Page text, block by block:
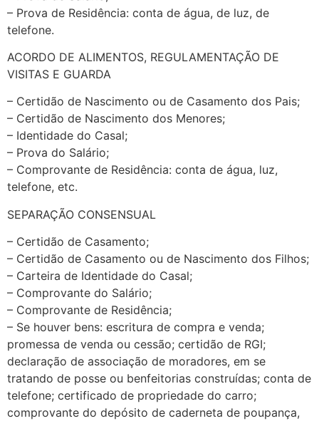
– Prova de Residência: conta de água, de luz, de
telefone.
ACORDO DE ALIMENTOS, REGULAMENTAÇÃO DE
VISITAS E GUARDA
– Certidão de Nascimento ou de Casamento dos Pais;
– Certidão de Nascimento dos Menores;
– Identidade do Casal;
– Prova do Salário;
– Comprovante de Residência: conta de água, luz,
telefone, etc.
SEPARAÇÃO CONSENSUAL
– Certidão de Casamento;
– Certidão de Casamento ou de Nascimento dos Filhos;
– Carteira de Identidade do Casal;
– Comprovante do Salário;
– Comprovante de Residência;
– Se houver bens: escritura de compra e venda;
promessa de venda ou cessão; certidão de RGI;
declaração de associação de moradores, em se
tratando de posse ou benfeitorias construídas; conta de
telefone; certificado de propriedade do carro;
comprovante do depósito de caderneta de poupança,